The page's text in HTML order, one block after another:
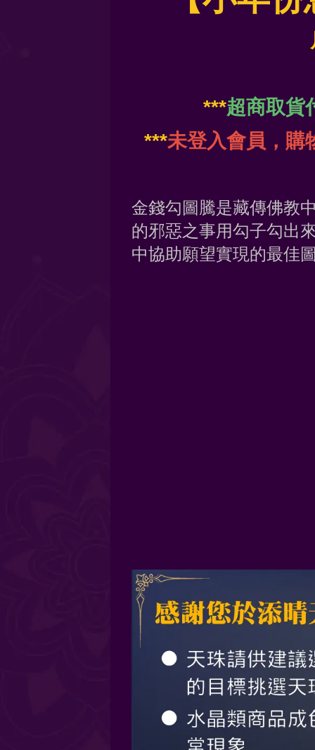
***超商取貨
***未登入會員，購
金錢勾圖騰是藏傳佛教
的邪惡之事用勾子勾出
中協助願望實現的最佳